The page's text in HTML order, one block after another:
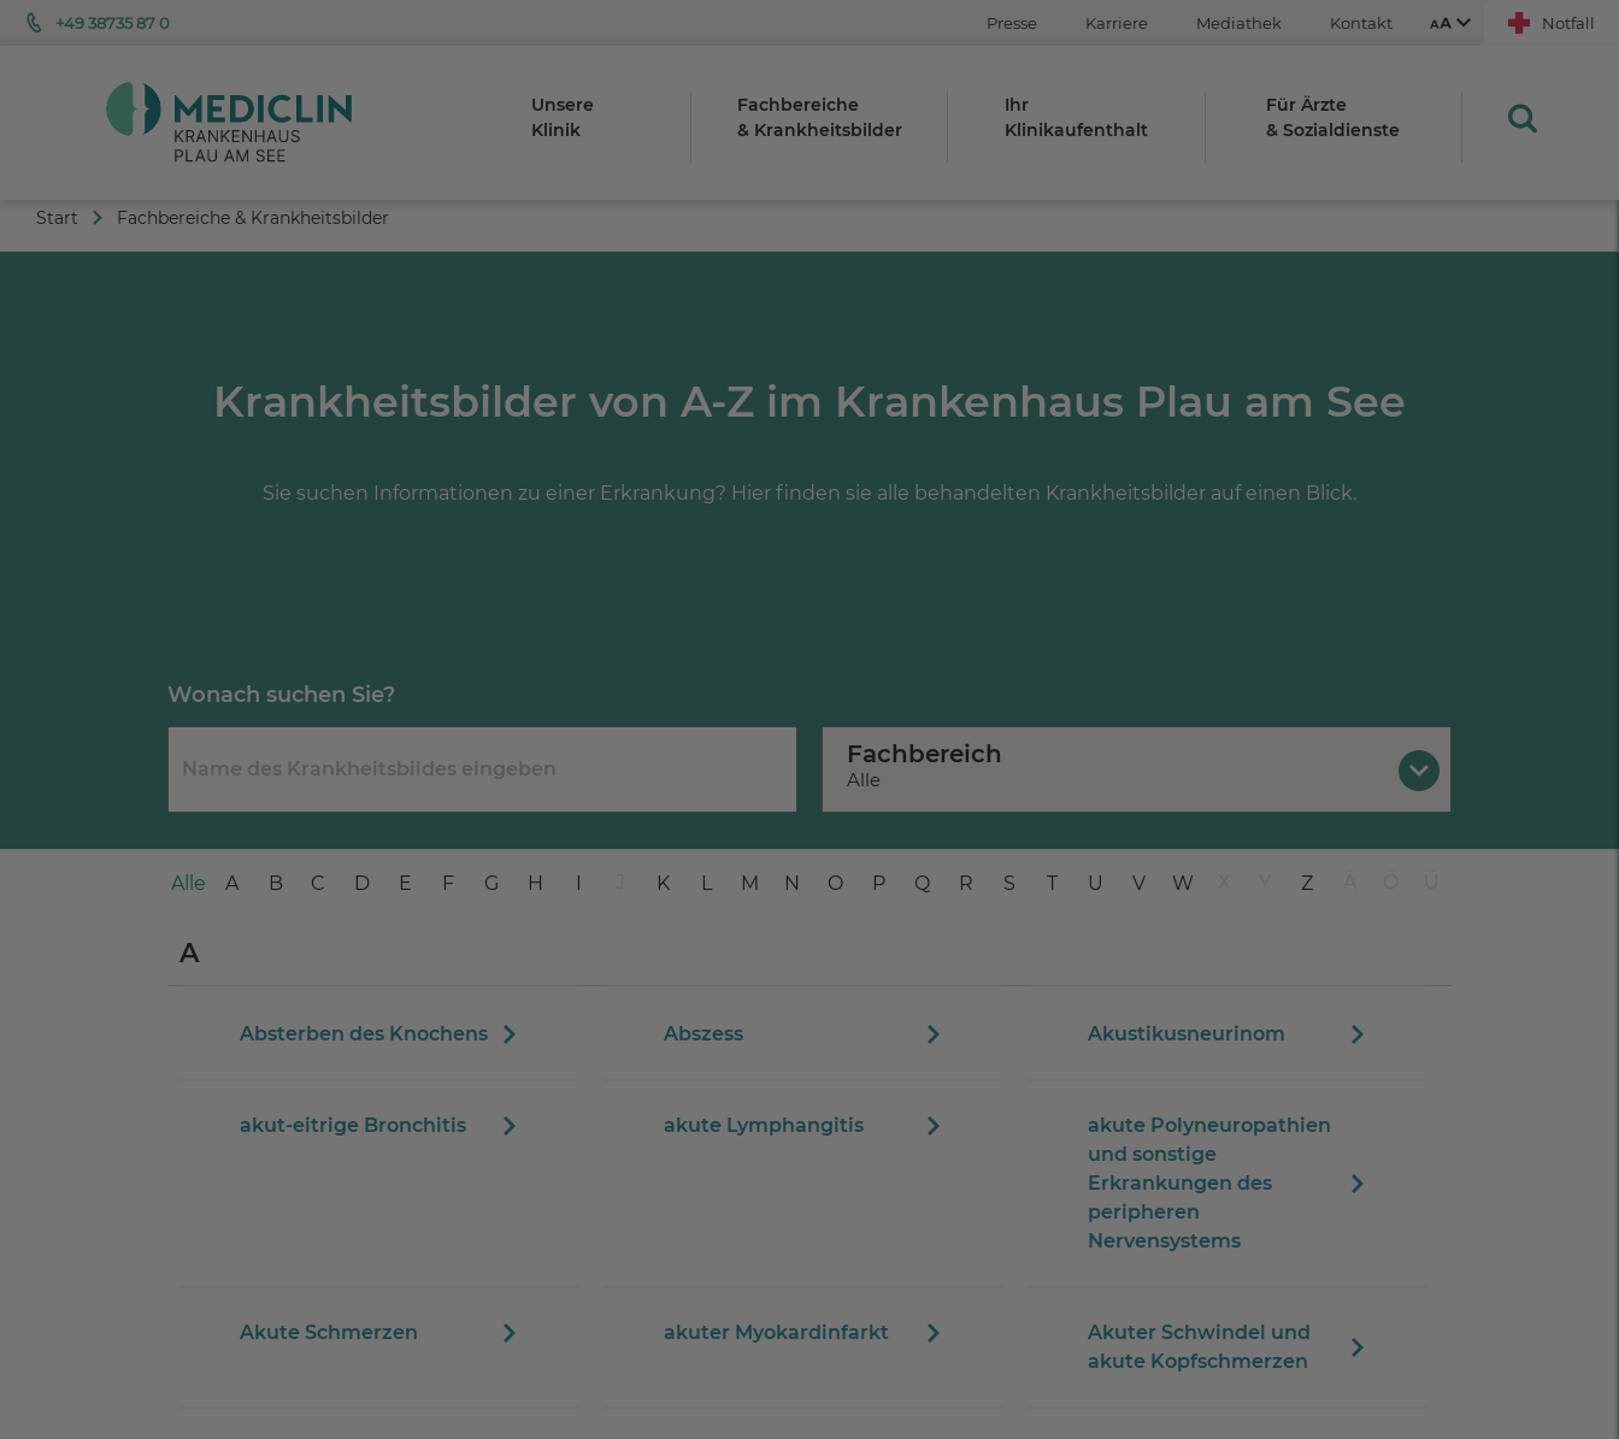
+49 38735 87 0 Presse Karriere Mediathek Kontakt
Minus-Taste (-)
Notfall
Unsere
Klinik
Fachbereiche
& Krankheitsbilder
Ihr
Klinikaufenthalt
Für Ärzte
& Sozialdienste
Start Fachbereiche & Krankheitsbilder
Krankheitsbilder von A-Z im Krankenhaus Plau am See
Sie suchen Informationen zu einer Erkrankung? Hier finden sie alle behandelten Krankheitsbilder auf einen Blick.
Wonach suchen Sie?
Fachbereich
Alle
Alle A B C D E F G H I K L M N O P Q R S T U V W Z
A
Absterben des Knochens Abszess Akustikusneurinom
akut-eitrige Bronchitis akute Lymphangitis
akute Polyneuropathien
und sonstige
Erkrankungen des
peripheren
Nervensystems
Akute Schmerzen akuter Myokardinfarkt
Akuter Schwindel und
akute Kopfschmerzen